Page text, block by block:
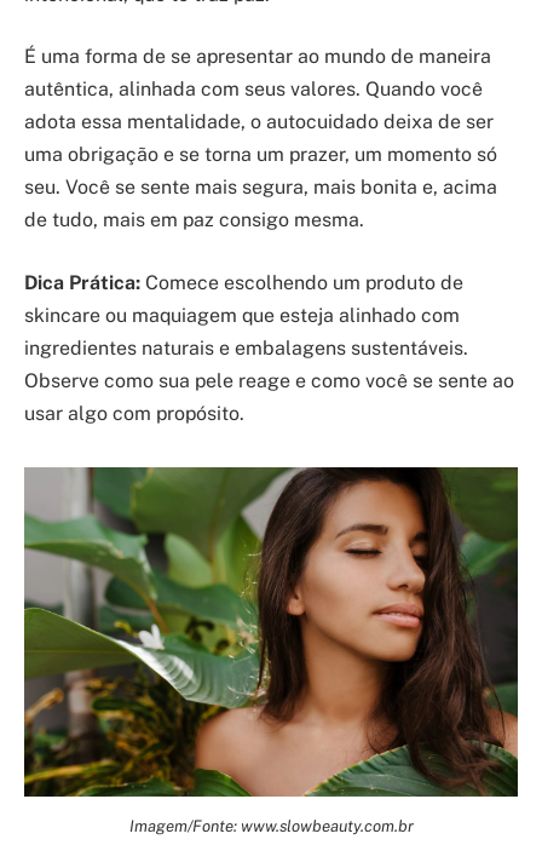
É uma forma de se apresentar ao mundo de maneira
autêntica, alinhada com seus valores. Quando você
adota essa mentalidade, o autocuidado deixa de ser
uma obrigação e se torna um prazer, um momento só
seu. Você se sente mais segura, mais bonita e, acima
de tudo, mais em paz consigo mesma.
Dica Prática: Comece escolhendo um produto de
skincare ou maquiagem que esteja alinhado com
ingredientes naturais e embalagens sustentáveis.
Observe como sua pele reage e como você se sente ao
usar algo com propósito.
Imagem/Fonte: www.slowbeauty.com.br